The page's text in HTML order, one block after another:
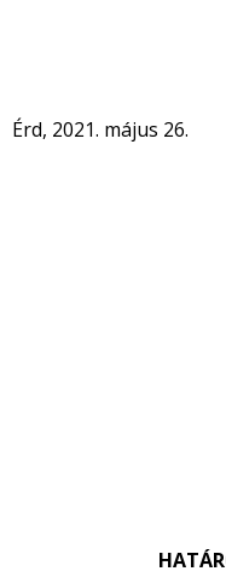
Érd, 2021. május 26.